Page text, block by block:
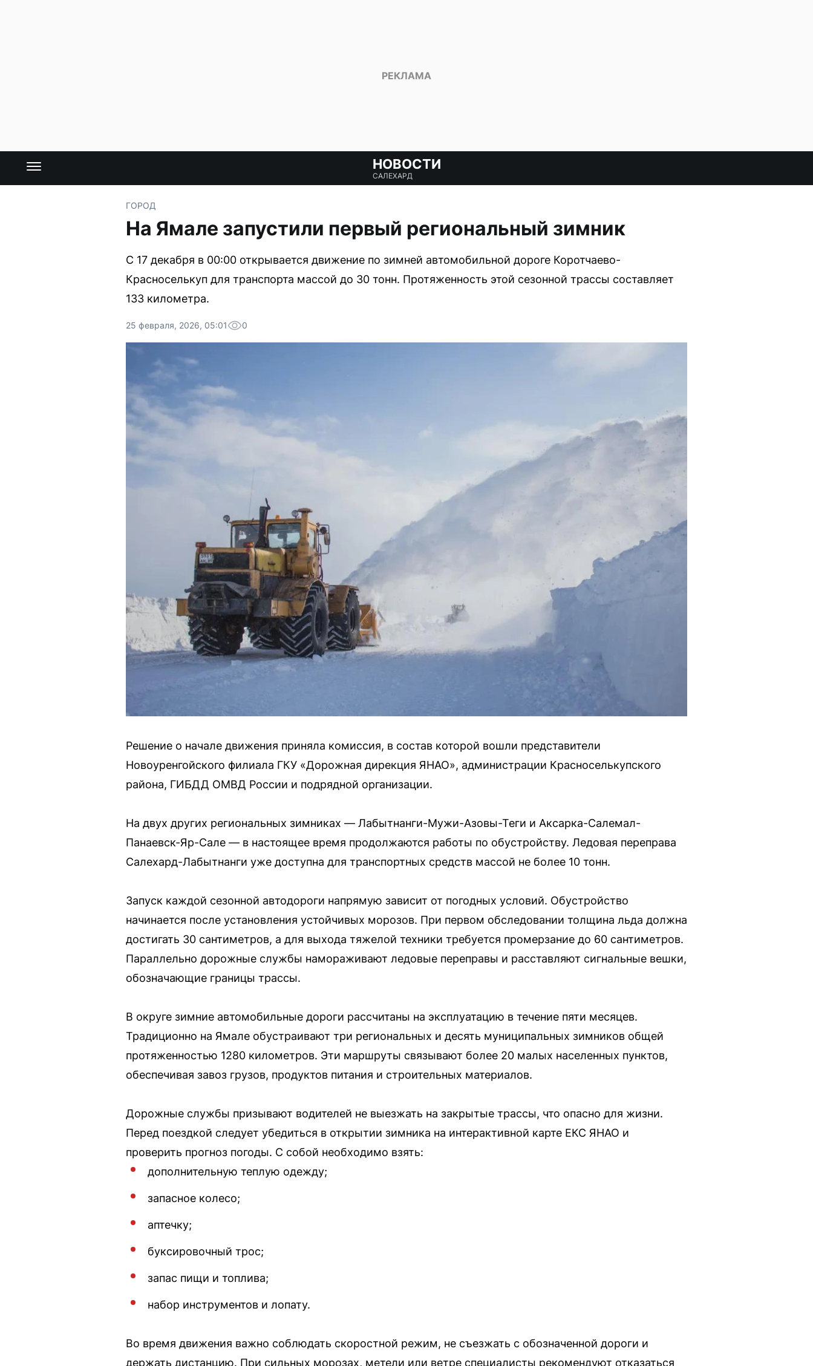
НОВОСТИ
САЛЕХАРД
ГОРОД
На Ямале запустили первый региональный зимник
С 17 декабря в 00:00 открывается движение по зимней автомобильной дороге Коротчаево-
Красноселькуп для транспорта массой до 30 тонн. Протяженность этой сезонной трассы составляет
133 километра.
25 февраля, 2026, 05:01 0
Решение о начале движения приняла комиссия, в состав которой вошли представители
Новоуренгойского филиала ГКУ «Дорожная дирекция ЯНАО», администрации Красноселькупского
района, ГИБДД ОМВД России и подрядной организации.
На двух других региональных зимниках — Лабытнанги-Мужи-Азовы-Теги и Аксарка-Салемал-
Панаевск-Яр-Сале — в настоящее время продолжаются работы по обустройству. Ледовая переправа
Салехард-Лабытнанги уже доступна для транспортных средств массой не более 10 тонн.
Запуск каждой сезонной автодороги напрямую зависит от погодных условий. Обустройство
начинается после установления устойчивых морозов. При первом обследовании толщина льда должна
достигать 30 сантиметров, а для выхода тяжелой техники требуется промерзание до 60 сантиметров.
Параллельно дорожные службы намораживают ледовые переправы и расставляют сигнальные вешки,
обозначающие границы трассы.
В округе зимние автомобильные дороги рассчитаны на эксплуатацию в течение пяти месяцев.
Традиционно на Ямале обустраивают три региональных и десять муниципальных зимников общей
протяженностью 1280 километров. Эти маршруты связывают более 20 малых населенных пунктов,
обеспечивая завоз грузов, продуктов питания и строительных материалов.
Дорожные службы призывают водителей не выезжать на закрытые трассы, что опасно для жизни.
Перед поездкой следует убедиться в открытии зимника на интерактивной карте ЕКС ЯНАО и
проверить прогноз погоды. С собой необходимо взять:
дополнительную теплую одежду;
запасное колесо;
аптечку;
буксировочный трос;
запас пищи и топлива;
набор инструментов и лопату.
Во время движения важно соблюдать скоростной режим, не съезжать с обозначенной дороги и
держать дистанцию. При сильных морозах, метели или ветре специалисты рекомендуют отказаться